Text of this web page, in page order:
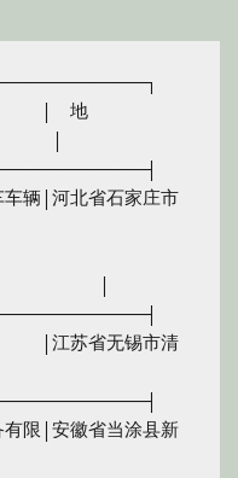
　│　地
　　│
辆│河北省石家庄市
　│江苏省无锡市清
限│安徽省当涂县新